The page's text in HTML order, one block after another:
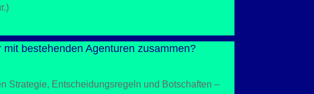
mit bestehenden Agenturen zusammen?
Strategie, Entscheidungsregeln und Botschaften –